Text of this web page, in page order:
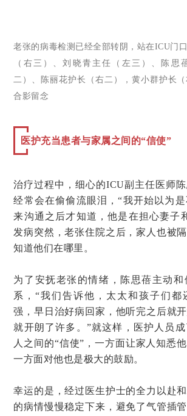
老张的病毒检测已经全部转阴，站在ICU门
（右三）、刘晓青主任（左三）、陈思
二）、陈丽花护长（右二），黄小群护长
合影留念
医护充当患者与家属之间的“信使”
治疗过程中，细心的ICU副主任医师
经常会在偷偷流眼泪，“我开始以为
来沟通之后才知道，他是在担心妻子
发病突然，老张住院之后，家人也被
知道他们在哪里。
为了安抚老张的情绪，陈思蓓主动和
系，“我们告诉他，太太和孩子们都
强，早日治好病回家，他听完之后就
就开朗了许多。”就这样，医护人员
人之间的“信使”，一方面让家人知悉
一方面对他也是极大的鼓励。
幸运的是，经过医生护士的全力以赴
的病情慢慢稳定下来，避免了气管插